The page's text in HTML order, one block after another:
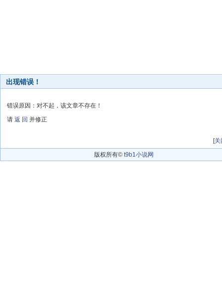
出现错误！
错误原因：对不起，该文章不存在！
请 返 回 并修正
[关
版权所有© t9b1小说网